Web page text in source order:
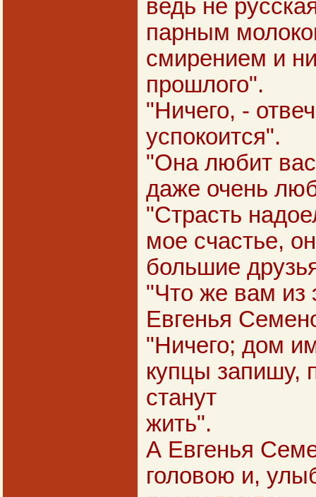
ведь не
парным
смирением и
прошлого".
"Ничего, -
успокоится".
"Она любит
даже очень
"Страсть
мое счастье,
большие
"Что же вам из
Евгенья
"Ничего; дом
купцы запишу,
станут
жить".
А Евгенья
головою и,